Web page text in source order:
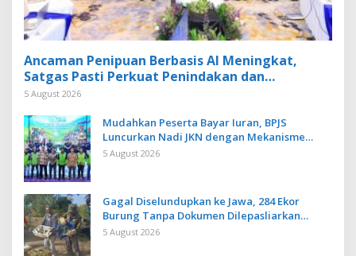
Ancaman Penipuan Berbasis AI Meningkat,
Satgas Pasti Perkuat Penindakan dan
Pengembangan Aplikasi Anti Penipuan
5 August 2026
Mudahkan Peserta Bayar Iuran, BPJS
Luncurkan Nadi JKN dengan Mekanisme
Menabung
5 August 2026
Gagal Diselundupkan ke Jawa, 284 Ekor
Burung Tanpa Dokumen Dilepasliarkan
Cegah Ancaman Penyakit
5 August 2026